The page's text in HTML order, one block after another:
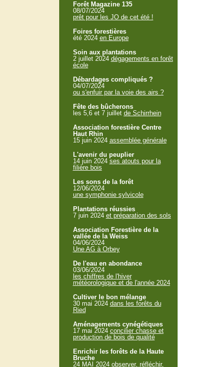
Forêt Magazine 135
08/07/2024
prêt pour les JO de cet été !
Foires forestières
été 2024 en Europe
Soin aux plantations
2 juillet 2024 dégagements en forêt
école
Débardages compliqués ?
04/07/2024
ou s'enfuir par la voie des airs ?
Fête des bûcherons
les 5,6 et 7 juillet de Schirrhein
Association forestière Centre
Haut Rhin
15 juin 2024 assemblée générale
L'avenir du peuplier
14 juin 2024 ses atouts pour la
filière bois
Les sons de la forêt
12/06/2024
une symphonie sylvicole
Plantations réussies
7 juin 2024 et préparation des sols
Association Forestière de la
vallée de la Weiss
04/06/2024
Une AG à Orbey
De l'eau en abondance
03/06/2024
les chiffres de l'hiver
météorologique et de l'année 2024
Cultiver le bon mélange
30 mai 2024 dans les forêts du
Ried
Aménagements cynégétiques
17 mai 2024 concilier chasse et
production de bois de qualité
Enrichir les forêts de la Haute
Bruche
24 MAI 2024 observer, réfléchir,